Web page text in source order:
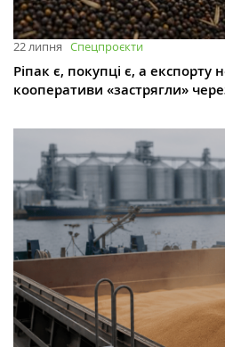
22 липня Спецпроєкти
Ріпак є, покупці є, а експорту
кооперативи «застрягли»